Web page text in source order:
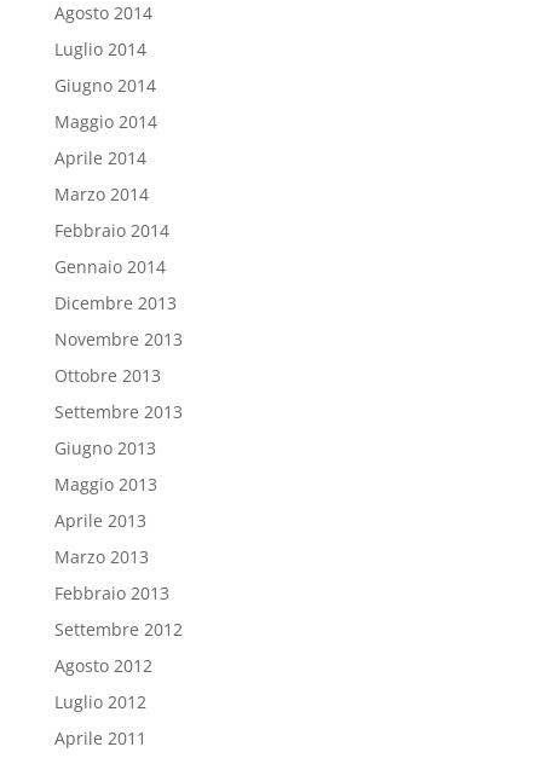
Agosto 2014
Luglio 2014
Giugno 2014
Maggio 2014
Aprile 2014
Marzo 2014
Febbraio 2014
Gennaio 2014
Dicembre 2013
Novembre 2013
Ottobre 2013
Settembre 2013
Giugno 2013
Maggio 2013
Aprile 2013
Marzo 2013
Febbraio 2013
Settembre 2012
Agosto 2012
Luglio 2012
Aprile 2011